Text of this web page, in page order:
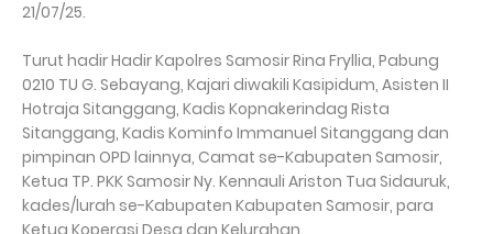
21/07/25.
Turut hadir Hadir Kapolres Samosir Rina Fryllia, Pabung
0210 TU G. Sebayang, Kajari diwakili Kasipidum, Asisten II
Hotraja Sitanggang, Kadis Kopnakerindag Rista
Sitanggang, Kadis Kominfo Immanuel Sitanggang dan
pimpinan OPD lainnya, Camat se-Kabupaten Samosir,
Ketua TP. PKK Samosir Ny. Kennauli Ariston Tua Sidauruk,
kades/lurah se-Kabupaten Kabupaten Samosir, para
Ketua Koperasi Desa dan Kelurahan.